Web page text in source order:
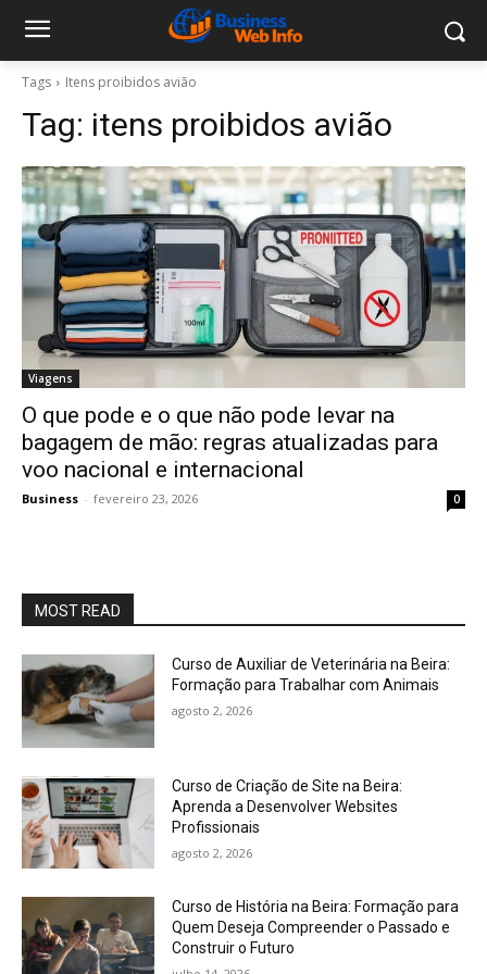
Tags Itens proibidos avião
Tag: itens proibidos avião
Viagens
O que pode e o que não pode levar na
bagagem de mão: regras atualizadas para
voo nacional e internacional
Business - fevereiro 23, 2026 0
MOST READ
Curso de Auxiliar de Veterinária na Beira:
Formação para Trabalhar com Animais
agosto 2, 2026
Curso de Criação de Site na Beira:
Aprenda a Desenvolver Websites
Profissionais
agosto 2, 2026
Curso de História na Beira: Formação para
Quem Deseja Compreender o Passado e
Construir o Futuro